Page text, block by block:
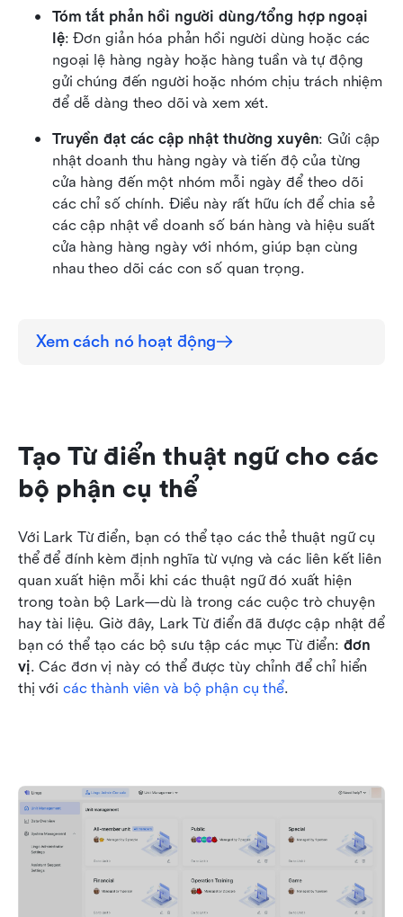
Tóm tắt phản hồi người dùng/tổng hợp ngoại
lệ: Đơn giản hóa phản hồi người dùng hoặc các
ngoại lệ hàng ngày hoặc hàng tuần và tự động
gửi chúng đến người hoặc nhóm chịu trách nhiệm
để dễ dàng theo dõi và xem xét.
Truyền đạt các cập nhật thường xuyên: Gửi cập
nhật doanh thu hàng ngày và tiến độ của từng
cửa hàng đến một nhóm mỗi ngày để theo dõi
các chỉ số chính. Điều này rất hữu ích để chia sẻ
các cập nhật về doanh số bán hàng và hiệu suất
cửa hàng hàng ngày với nhóm, giúp bạn cùng
nhau theo dõi các con số quan trọng.
Xem cách nó hoạt động
Tạo Từ điển thuật ngữ cho các
bộ phận cụ thể
Với Lark Từ điển, bạn có thể tạo các thẻ thuật ngữ cụ
thể để đính kèm định nghĩa từ vựng và các liên kết liên
quan xuất hiện mỗi khi các thuật ngữ đó xuất hiện
trong toàn bộ Lark—dù là trong các cuộc trò chuyện
hay tài liệu. Giờ đây, Lark Từ điển đã được cập nhật để
bạn có thể tạo các bộ sưu tập các mục Từ điển: đơn
vị. Các đơn vị này có thể được tùy chỉnh để chỉ hiển
thị với các thành viên và bộ phận cụ thể.